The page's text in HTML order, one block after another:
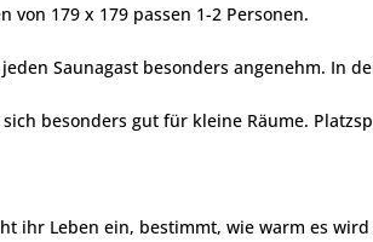
von 179 x 179 passen 1-2 Personen.
Saunagast besonders angenehm. In
besonders gut für kleine Räume.
ihr Leben ein, bestimmt, wie warm es